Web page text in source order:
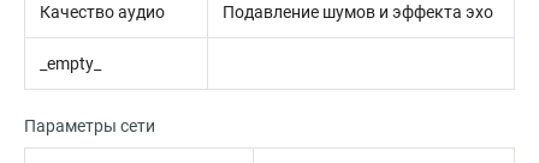
Качество аудио Подавление шумов и эффекта эхо
_empty_
Параметры сети